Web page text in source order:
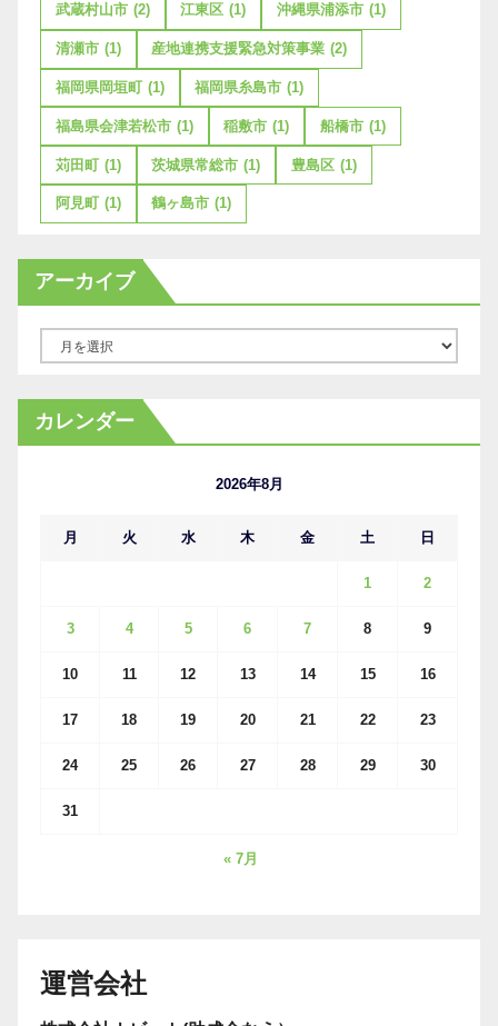
武蔵村山市 (2) 江東区 (1) 沖縄県浦添市 (1)
清瀬市 (1) 産地連携支援緊急対策事業 (2)
福岡県岡垣町 (1) 福岡県糸島市 (1)
福島県会津若松市 (1) 稲敷市 (1) 船橋市 (1)
苅田町 (1) 茨城県常総市 (1) 豊島区 (1)
阿見町 (1) 鶴ヶ島市 (1)
アーカイブ
カ
イ
カレンダー
2026年8月
月 火 水 木 金 土 日
1 2
3 4 5 6 7 8 9
10 11 12 13 14 15 16
17 18 19 20 21 22 23
24 25 26 27 28 29 30
31
« 7月
運営会社